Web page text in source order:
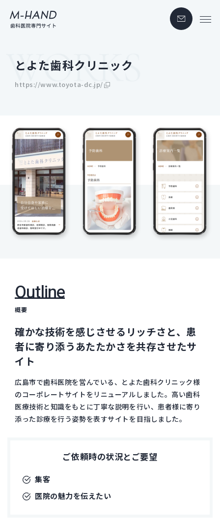
とよた歯科クリニック
https://www.toyota-dc.jp/
Outline
概要
確かな技術を感じさせるリッチさと、患
者に寄り添うあたたかさを共存させたサ
イト
広島市で歯科医院を営んでいる、とよた歯科クリニック様
のコーポレートサイトをリニューアルしました。高い歯科
医療技術と知識をもとに丁寧な説明を行い、患者様に寄り
添った診療を行う姿勢を表すサイトを目指しました。
ご依頼時の状況とご要望
集客
医院の魅力を伝えたい